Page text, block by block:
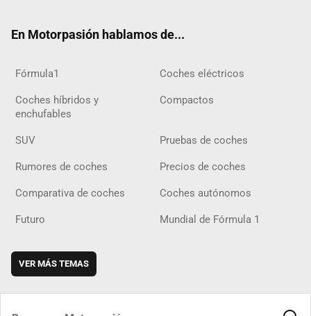
En Motorpasión hablamos de...
Fórmula1 Coches eléctricos
Coches híbridos y
enchufables
Compactos
SUV Pruebas de coches
Rumores de coches Precios de coches
Comparativa de coches Coches autónomos
Futuro Mundial de Fórmula 1
VER MÁS TEMAS